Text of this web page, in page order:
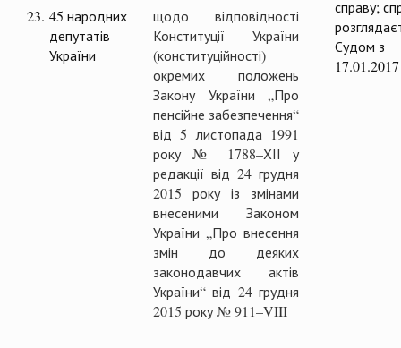
справу;
Судом з
17.01.2017
23. 45 народних
депутатів
України
щодо відповідності
Конституції України
(конституційності)
окремих положень
Закону України „Про
пенсійне забезпечення“
від 5 листопада 1991
року № 1788–ХІІ у
редакції від 24 грудня
2015 року із змінами
внесеними Законом
України „Про внесення
змін до деяких
законодавчих актів
України“ від 24 грудня
2015 року № 911–VIII